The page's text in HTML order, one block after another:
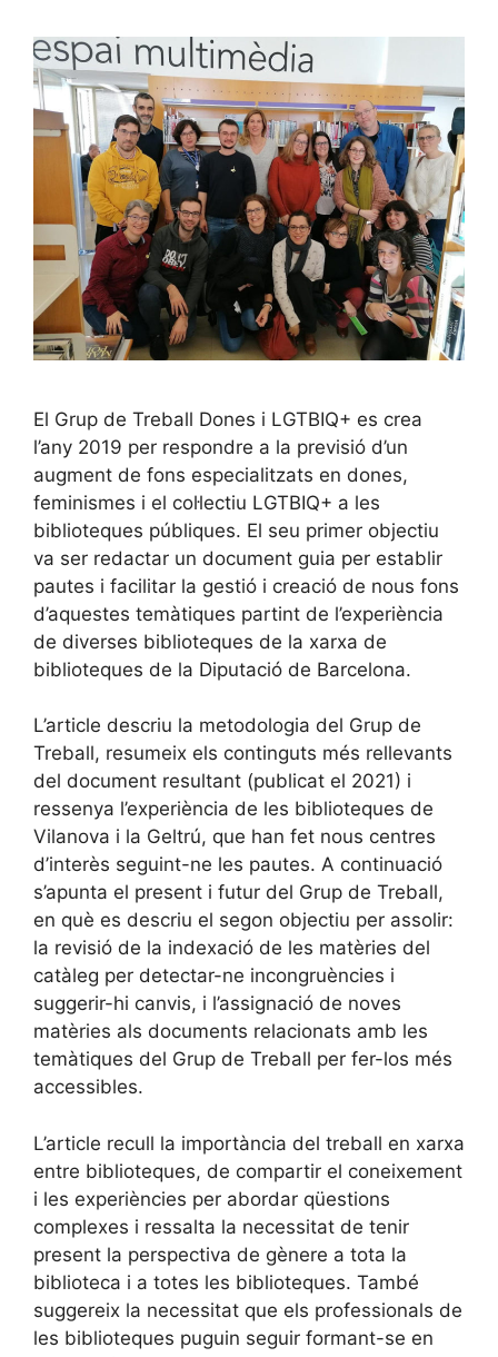
El Grup de Treball Dones i LGTBIQ+ es crea
l’any 2019 per respondre a la previsió d’un
augment de fons especialitzats en dones,
feminismes i el col·lectiu LGTBIQ+ a les
biblioteques públiques. El seu primer objectiu
va ser redactar un document guia per establir
pautes i facilitar la gestió i creació de nous fons
d’aquestes temàtiques partint de l’experiència
de diverses biblioteques de la xarxa de
biblioteques de la Diputació de Barcelona.
L’article descriu la metodologia del Grup de
Treball, resumeix els continguts més rellevants
del document resultant (publicat el 2021) i
ressenya l’experiència de les biblioteques de
Vilanova i la Geltrú, que han fet nous centres
d’interès seguint-ne les pautes. A continuació
s’apunta el present i futur del Grup de Treball,
en què es descriu el segon objectiu per assolir:
la revisió de la indexació de les matèries del
catàleg per detectar-ne incongruències i
suggerir-hi canvis, i l’assignació de noves
matèries als documents relacionats amb les
temàtiques del Grup de Treball per fer-los més
accessibles.
L’article recull la importància del treball en xarxa
entre biblioteques, de compartir el coneixement
i les experiències per abordar qüestions
complexes i ressalta la necessitat de tenir
present la perspectiva de gènere a tota la
biblioteca i a totes les biblioteques. També
suggereix la necessitat que els professionals de
les biblioteques puguin seguir formant-se en